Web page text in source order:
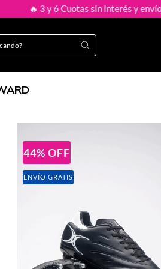
y 6 Cuotas sin interés y envío gratis
44% OFF
ENVÍO GRATIS